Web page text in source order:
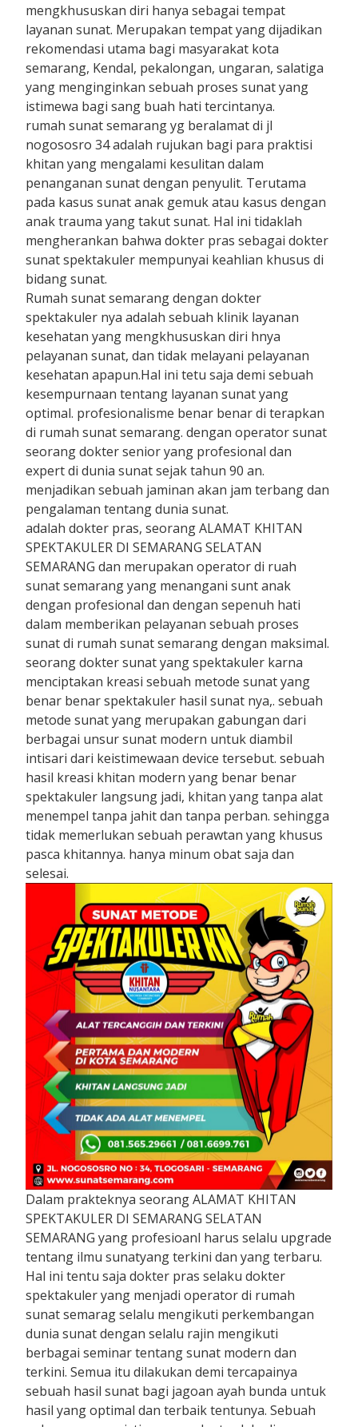
mengkhususkan diri hanya sebagai tempat
layanan sunat. Merupakan tempat yang dijadikan
rekomendasi utama bagi masyarakat kota
semarang, Kendal, pekalongan, ungaran, salatiga
yang menginginkan sebuah proses sunat yang
istimewa bagi sang buah hati tercintanya.
rumah sunat semarang yg beralamat di jl
nogososro 34 adalah rujukan bagi para praktisi
khitan yang mengalami kesulitan dalam
penanganan sunat dengan penyulit. Terutama
pada kasus sunat anak gemuk atau kasus dengan
anak trauma yang takut sunat. Hal ini tidaklah
mengherankan bahwa dokter pras sebagai dokter
sunat spektakuler mempunyai keahlian khusus di
bidang sunat.
Rumah sunat semarang dengan dokter
spektakuler nya adalah sebuah klinik layanan
kesehatan yang mengkhususkan diri hnya
pelayanan sunat, dan tidak melayani pelayanan
kesehatan apapun.Hal ini tetu saja demi sebuah
kesempurnaan tentang layanan sunat yang
optimal. profesionalisme benar benar di terapkan
di rumah sunat semarang. dengan operator sunat
seorang dokter senior yang profesional dan
expert di dunia sunat sejak tahun 90 an.
menjadikan sebuah jaminan akan jam terbang dan
pengalaman tentang dunia sunat.
adalah dokter pras, seorang ALAMAT KHITAN
SPEKTAKULER DI SEMARANG SELATAN
SEMARANG dan merupakan operator di ruah
sunat semarang yang menangani sunt anak
dengan profesional dan dengan sepenuh hati
dalam memberikan pelayanan sebuah proses
sunat di rumah sunat semarang dengan maksimal.
seorang dokter sunat yang spektakuler karna
menciptakan kreasi sebuah metode sunat yang
benar benar spektakuler hasil sunat nya,. sebuah
metode sunat yang merupakan gabungan dari
berbagai unsur sunat modern untuk diambil
intisari dari keistimewaan device tersebut. sebuah
hasil kreasi khitan modern yang benar benar
spektakuler langsung jadi, khitan yang tanpa alat
menempel tanpa jahit dan tanpa perban. sehingga
tidak memerlukan sebuah perawtan yang khusus
pasca khitannya. hanya minum obat saja dan
selesai.
Dalam prakteknya seorang ALAMAT KHITAN
SPEKTAKULER DI SEMARANG SELATAN
SEMARANG yang profesioanl harus selalu upgrade
tentang ilmu sunatyang terkini dan yang terbaru.
Hal ini tentu saja dokter pras selaku dokter
spektakuler yang menjadi operator di rumah
sunat semarag selalu mengikuti perkembangan
dunia sunat dengan selalu rajin mengikuti
berbagai seminar tentang sunat modern dan
terkini. Semua itu dilakukan demi tercapainya
sebuah hasil sunat bagi jagoan ayah bunda untuk
hasil yang optimal dan terbaik tentunya. Sebuah